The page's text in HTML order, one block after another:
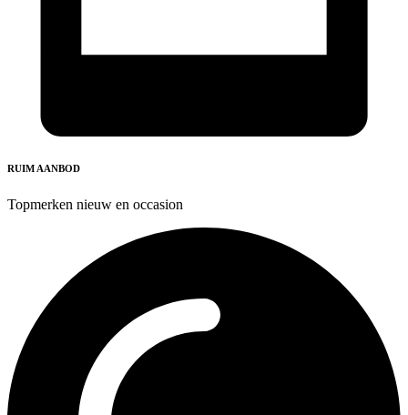
RUIM AANBOD
Topmerken nieuw en occasion